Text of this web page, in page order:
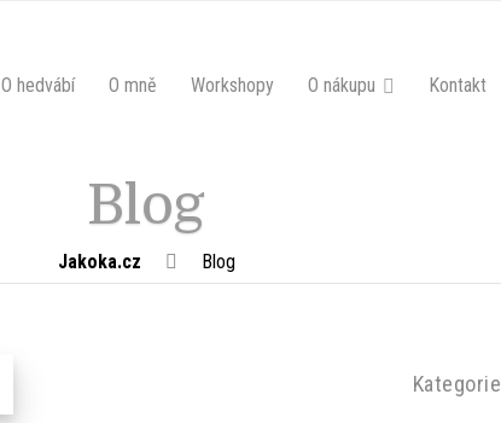
O hedvábí O mně Workshopy O nákupu Kontakt
Blog
Jakoka.cz Blog
Kategorie